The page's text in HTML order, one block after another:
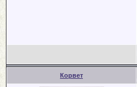
Корвет